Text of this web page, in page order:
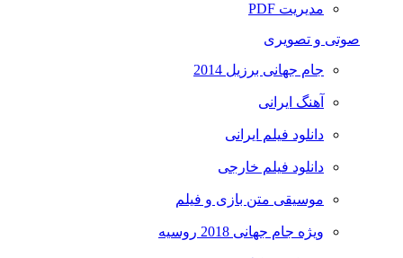
مدیریت PDF
صوتی و تصویری
جام جهانی برزیل 2014
آهنگ ایرانی
دانلود فیلم ایرانی
دانلود فیلم خارجی
موسیقی متن بازی و فیلم
ویژه جام جهانی 2018 روسیه